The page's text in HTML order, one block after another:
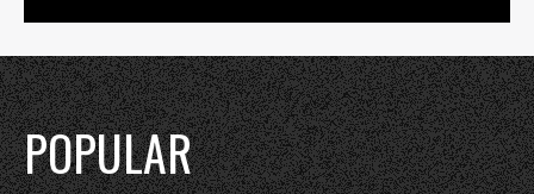
POPULAR